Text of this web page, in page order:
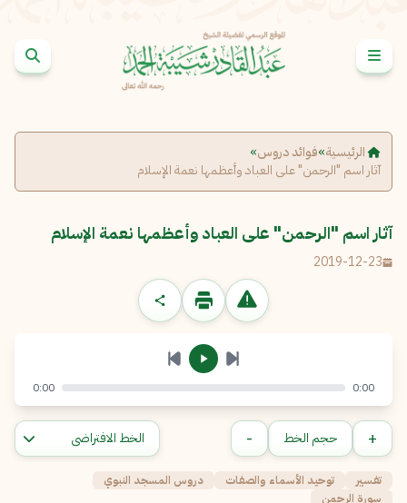
الرئيسية»فوائد دروس»
آثار اسم "الرحمن" على العباد وأعظمها نعمة الإسلام
آثار اسم "الرحمن" على العباد وأعظمها نعمة الإسلام
2019-12-23
الإبلاغ عن مشكلة
البريد الإلكتروني*
الرسالة
إرسال إلغاء
نسخ
0:00
0:00
+ حجم الخط -
تفسير توحيد الأسماء والصفات
دروس المسجد النبوي
سورة الرحمن